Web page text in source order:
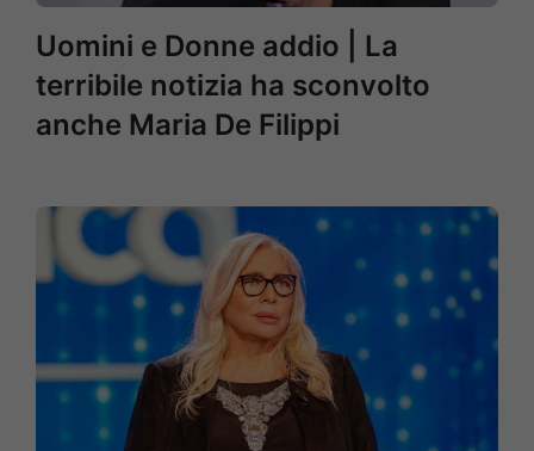
Uomini e Donne addio | La
terribile notizia ha sconvolto
anche Maria De Filippi